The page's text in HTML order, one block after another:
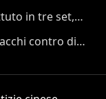
in tre set,
contro di